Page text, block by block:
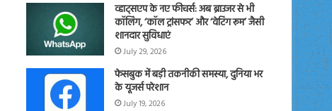
व्हाट्सएप के नए फीचर्स: अब ब्राउजर से भी
कॉलिंग, ‘कॉल ट्रांसफर’ और ‘वेटिंग रूम’ जैसी
शानदार सुविधाएं
July 29, 2026
फेसबुक में बड़ी तकनीकी समस्या, दुनिया भर
के यूजर्स परेशान
July 19, 2026